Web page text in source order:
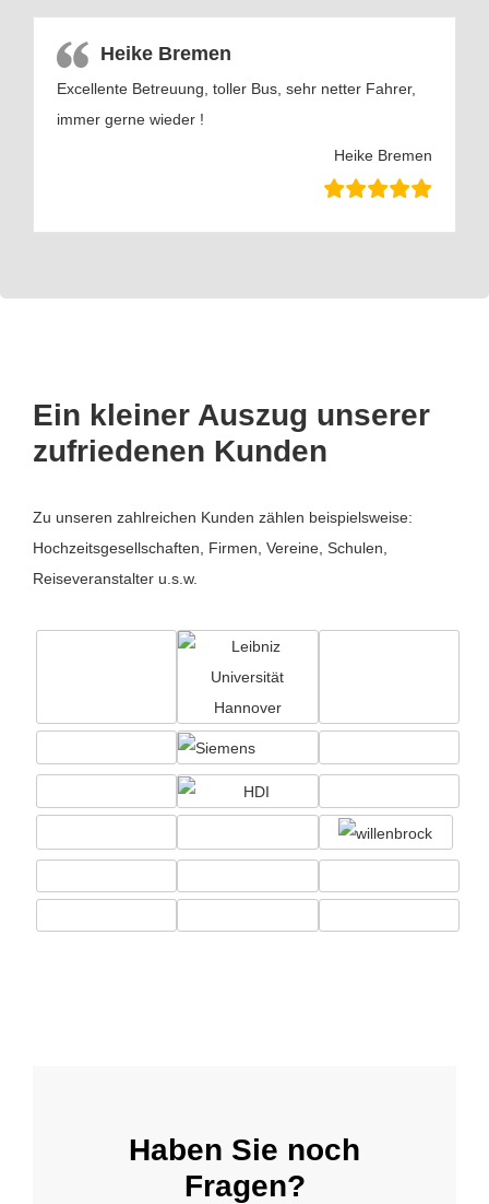
Heike Bremen
Excellente Betreuung, toller Bus, sehr netter Fahrer,
immer gerne wieder !
Heike Bremen
Ein kleiner Auszug unserer
zufriedenen Kunden
Zu unseren zahlreichen Kunden zählen beispielsweise:
Hochzeitsgesellschaften, Firmen, Vereine, Schulen,
Reiseveranstalter u.s.w.
Haben Sie noch
Fragen?